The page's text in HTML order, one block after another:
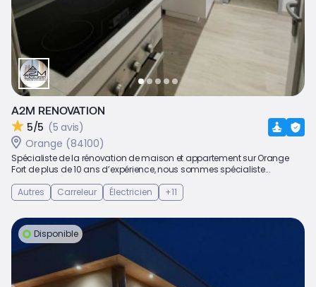
A2M RENOVATION
5/5 (5 avis)
Orange (84100)
Spécialiste de la rénovation de maison et appartement sur Orange
Fort de plus de 10 ans d’expérience, nous sommes spécialiste...
Autres
Carreleur Électricien +11
Disponible